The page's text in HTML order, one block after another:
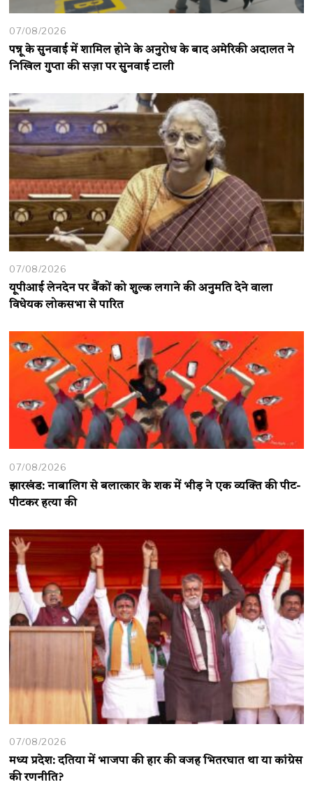
07/08/2026
पन्नू के सुनवाई में शामिल होने के अनुरोध के बाद अमेरिकी अदालत ने
निखिल गुप्ता की सज़ा पर सुनवाई टाली
07/08/2026
यूपीआई लेनदेन पर बैंकों को शुल्क लगाने की अनुमति देने वाला
विधेयक लोकसभा से पारित
07/08/2026
झारखंड: नाबालिग से बलात्कार के शक में भीड़ ने एक व्यक्ति की पीट-
पीटकर हत्या की
07/08/2026
मध्य प्रदेश: दतिया में भाजपा की हार की वजह भितरघात था या कांग्रेस
की रणनीति?